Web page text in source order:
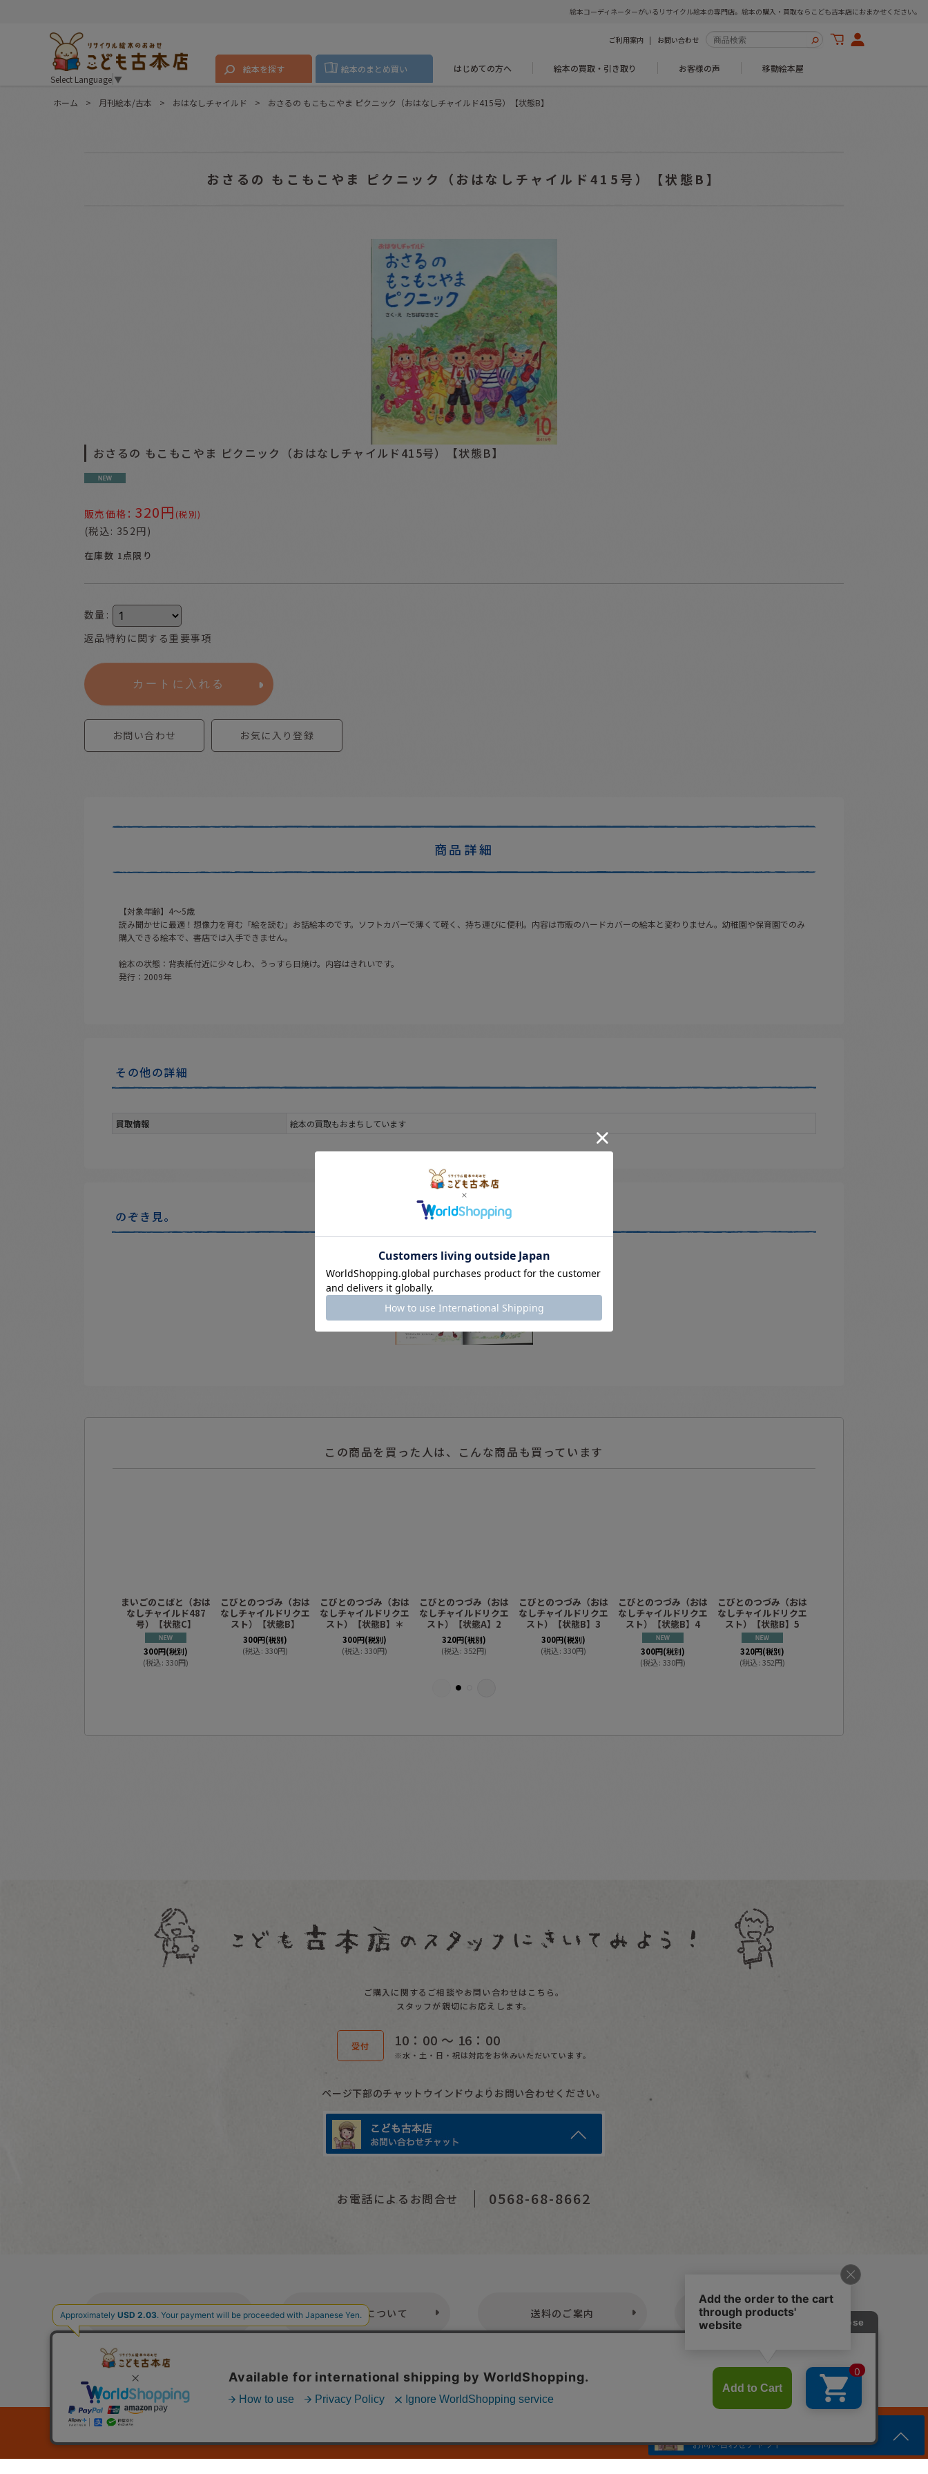
絵本コーディネーターがいるリサイクル絵本の専門店。絵本の購入・買取ならこども古本店におまかせください。
Select Language▼
ご利用案内 お問い合わせ
絵本を探す 絵本のまとめ買い はじめての方へ 絵本の買取・引き取り お客様の声 移動絵本屋
ホーム > 月刊絵本/古本 > おはなしチャイルド > おさるの もこもこやま ピクニック（おはなしチャイルド415号）【状態B】
おさるの もこもこやま ピクニック（おはなしチャイルド415号）【状態B】
おさるの もこもこやま ピクニック（おはなしチャイルド415号）【状態B】
販売価格 : 320円 (税別)
(税込: 352円)
在庫数 1点限り
数量 :
返品特約に関する重要事項
カートに入れる
お問い合わせ お気に入り登録
商品詳細
【対象年齢】4〜5歳
読み聞かせに最適！想像力を育む「絵を読む」お話絵本のです。ソフトカバーで薄くて軽く、持ち運びに便利。内容は市販のハードカバーの絵本と変わりません。幼稚園や保育園でのみ
購入できる絵本で、書店では入手できません。
絵本の状態：背表紙付近に少々しわ、うっすら日焼け。内容はきれいです。
発行：2009年
その他の詳細
買取情報 絵本の買取もおまちしています
のぞき見。
この商品を買った人は、こんな商品も買っています
まいごのこばと（おは
なしチャイルド487
号）【状態C】
300円(税別)
(税込: 330円)
こびとのつづみ（おは
なしチャイルドリクエ
スト）【状態B】
300円(税別)
(税込: 330円)
こびとのつづみ（おは
なしチャイルドリクエ
スト）【状態B】＊
300円(税別)
(税込: 330円)
こびとのつづみ（おは
なしチャイルドリクエ
スト）【状態A】2
320円(税別)
(税込: 352円)
こびとのつづみ（おは
なしチャイルドリクエ
スト）【状態B】3
300円(税別)
(税込: 330円)
こびとのつづみ（おは
なしチャイルドリクエ
スト）【状態B】4
300円(税別)
(税込: 330円)
こびとのつづみ（おは
なしチャイルドリクエ
スト）【状態B】5
320円(税別)
(税込: 352円)
ご購入に関するご相談やお問い合わせはこちら。
スタッフが親切にお応えします。
受付 10：00 〜 16：00
※水・土・日・祝は対応をお休みいただいています。
ページ下部のチャットウインドウよりお問い合わせください。
お電話によるお問合せ 0568-68-8662
ご利用案内 お支払いについて 送料のご案内 休業日のご案内
プライバシーポリシー 特定商取引法表示 お問い合わせ
© Kodomofuruhonten. all rights reserved.